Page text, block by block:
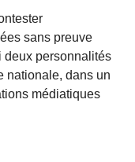
sans preuve
deux personnalités
nationale, dans un
médiatiques